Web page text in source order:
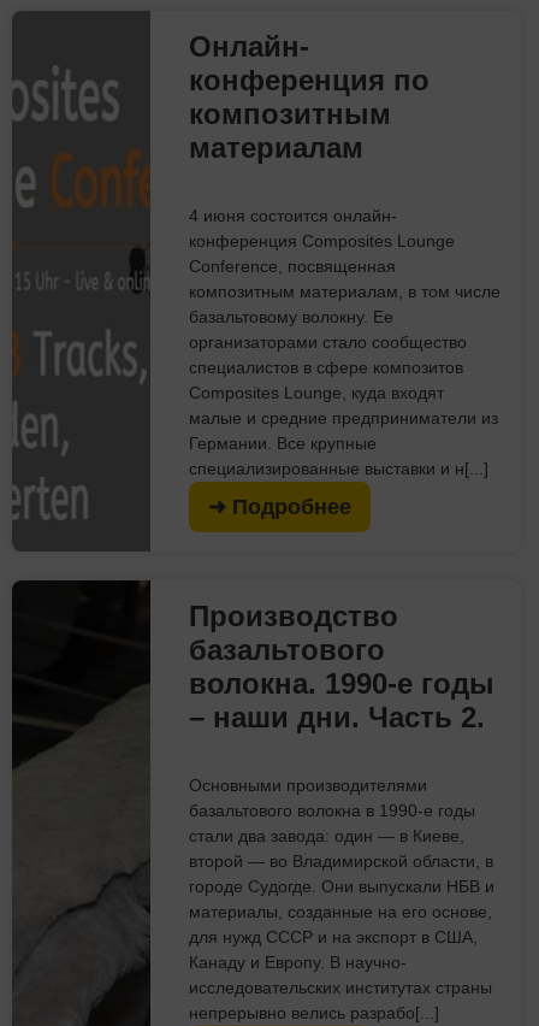
Онлайн-
конференция по
композитным
материалам
4 июня состоится онлайн-
конференция Composites Lounge
Conference, посвященная
композитным материалам, в том числе
базальтовому волокну. Ее
организаторами стало сообщество
специалистов в сфере композитов
Composites Lounge, куда входят
малые и средние предприниматели из
Германии. Все крупные
специализированные выставки и н[...]
➜ Подробнее
Производство
базальтового
волокна. 1990-е годы
– наши дни. Часть 2.
Основными производителями
базальтового волокна в 1990-е годы
стали два завода: один — в Киеве,
второй — во Владимирской области, в
городе Судогде. Они выпускали НБВ и
материалы, созданные на его основе,
для нужд СССР и на экспорт в США,
Канаду и Европу. В научно-
исследовательских институтах страны
непрерывно велись разрабо[...]